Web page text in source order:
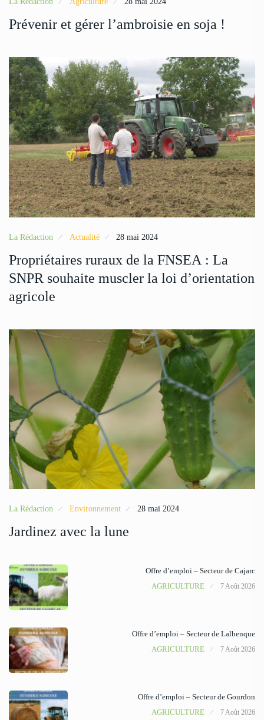
Prévenir et gérer l’ambroisie en soja !
La Rédaction Actualité 28 mai 2024
Propriétaires ruraux de la FNSEA : La
SNPR souhaite muscler la loi d’orientation
agricole
La Rédaction Environnement 28 mai 2024
Jardinez avec la lune
Offre d’emploi – Secteur de Cajarc
AGRICULTURE
7 Août 2026
Offre d’emploi – Secteur de Lalbenque
AGRICULTURE
7 Août 2026
Offre d’emploi – Secteur de Gourdon
AGRICULTURE
7 Août 2026